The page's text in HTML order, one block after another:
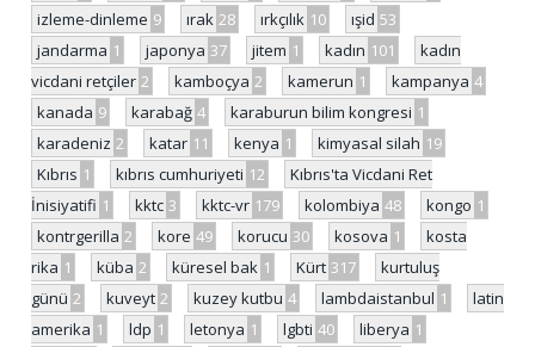
izleme-dinleme 9 ırak 28 ırkçılık 10 ışid 53
jandarma 1 japonya 37 jitem 1 kadın 101
kadın
vicdani retçiler 2 kamboçya 2 kamerun 1 kampanya 4
kanada 9 karabağ 4 karaburun bilim kongresi 1
karadeniz 2 katar 11 kenya 1 kimyasal silah 19
Kıbrıs 1 kıbrıs cumhuriyeti 12
Kıbrıs'ta Vicdani Ret
İnisiyatifi 1 kktc 3 kktc-vr 179 kolombiya 48 kongo 1
kontrgerilla 2 kore 49 korucu 30 kosova 1
kosta
rika 1 küba 2 küresel bak 1 Kürt 317
kurtuluş
günü 2 kuveyt 2 kuzey kutbu 4 lambdaistanbul 1
latin
amerika 1 ldp 1 letonya 1 lgbti 40 liberya 1